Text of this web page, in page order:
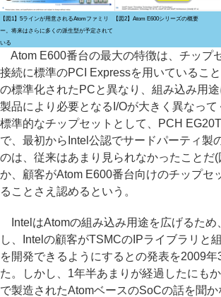
【図1】5ラインが用意されるAtomファミリ
ー。将来はさらに多くの派生型が予定されて
いる
【図2】Atom E600シリーズの概要
Atom E600番台の最大の特徴は、チップ
接続に標準のPCI Expressを用いているこ
の標準化されたPCと異なり、組み込み用
製品により必要となるI/Oが大きく異なっ
標準的なチップセットとして、PCH
で、最初からIntel公認でサードパーティ製
のは、従来はあまり見られなかったことだ
か、顧客がAtom E600番台向けのチップセ
ることさえ認めるという。
IntelはAtomの組み込み用途を広げるため
し、Intelの顧客がTSMCのIPライブラリと
を開発できるようにするとの発表を2009年
た。しかし、1年半あまりが経過したにも
で製造されたAtomベースのSoCの話を聞か